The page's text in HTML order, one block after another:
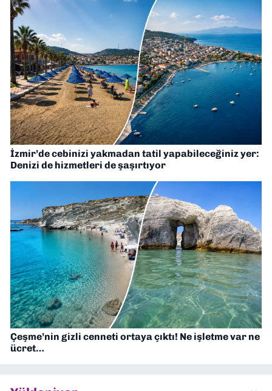
İzmir’de cebinizi yakmadan tatil yapabileceğiniz yer:
Denizi de hizmetleri de şaşırtıyor
Çeşme’nin gizli cenneti ortaya çıktı! Ne işletme var ne
ücret…